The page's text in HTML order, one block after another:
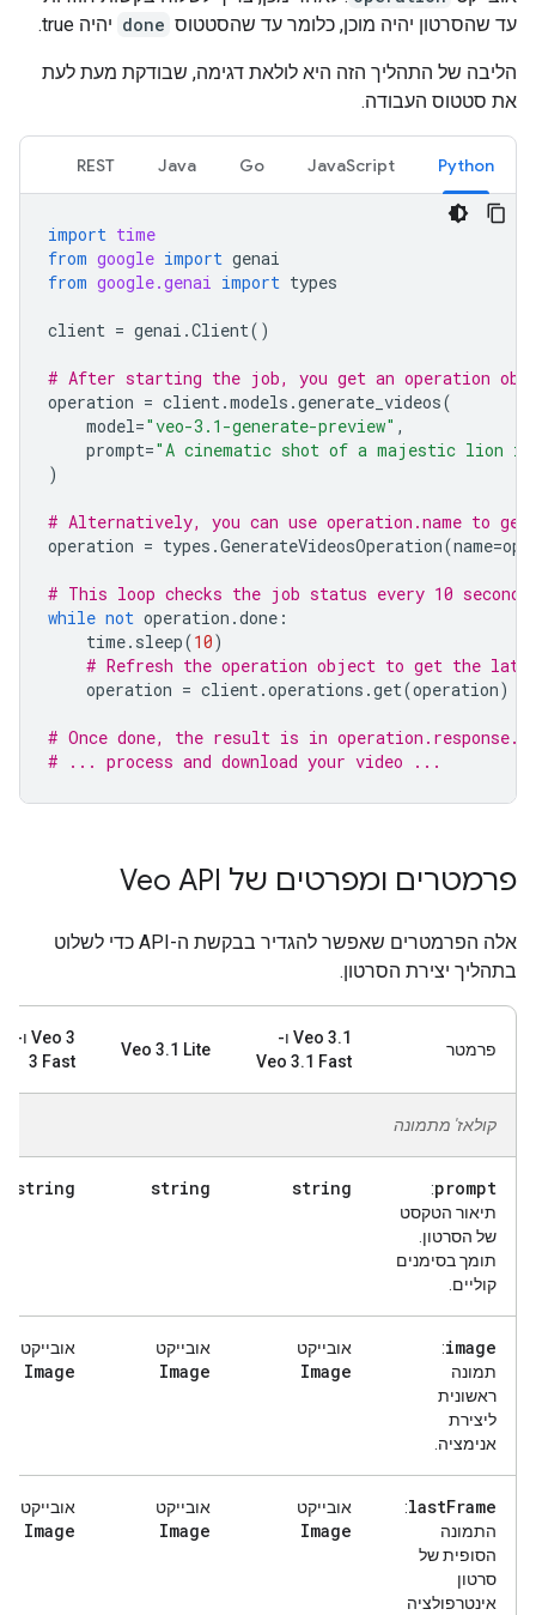
עד שהסרטון יהיה מוכן, כלומר עד שהסטטוס done יהיה true.
הליבה של התהליך הזה היא לולאת דגימה, שבודקת מעת לעת
את סטטוס העבודה.
Python
JavaScript
Go
Java
REST
import time
from google import genai
from google.genai import types
client = genai .Client()
# After starting the job, you get an operation
operation = client.models .generate_videos(
model="veo-3.1-generate-preview" ,
prompt="A cinematic shot of a majestic lion in
)
# Alternatively, you can use operation.name to
operation = types .GenerateVideosOperation(name=
# This loop checks the job status every 10
while not operation .done :
time. sleep(10)
# Refresh the operation object to get the
operation = client.operations .get(operation)
# Once done, the result is in operation.response.
# ... process and download your video ...
פרמטרים ומפרטים של Veo API
אלה הפרמטרים שאפשר להגדיר בבקשת ה-API כדי לשלוט
בתהליך יצירת הסרטון.
פרמטר
‫Veo 3.1 ו-
Veo 3.1 Fast
Veo 3.1 Lite
3 Fast
קולאז' מתמונה
prompt
:
תיאור הטקסט
של הסרטון.
תומך בסימנים
קוליים.
string
string
string
image
:
תמונה
ראשונית
ליצירת
אנימציה.
אובייקט
Image
אובייקט
Image
אובייקט
Image
lastFrame
:
התמונה
הסופית של
סרטון
אינטרפולציה
אובייקט
Image
אובייקט
Image
אובייקט
Image